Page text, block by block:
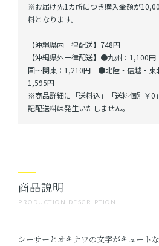
※お届け先1カ所につき購入金額が
料となります。
【沖縄県内一律配送】748円
【沖縄県外一律配送】●九州：
国～関東：1,210円 ●北陸・信越・
1,595円
※商品詳細に「送料込」「送料個別￥0
記配送料は発生いたしません。
PRODUCTION DESCRIPTION
商品説明
シーサーとオキナワの文字がキュート